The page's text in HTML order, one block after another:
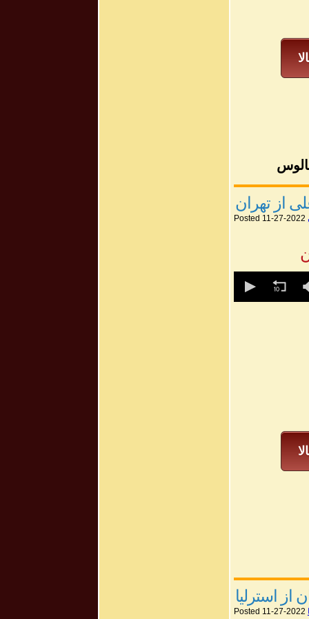
Posted 11-27-2022
seconds
استرلیا
Posted 11-27-2022